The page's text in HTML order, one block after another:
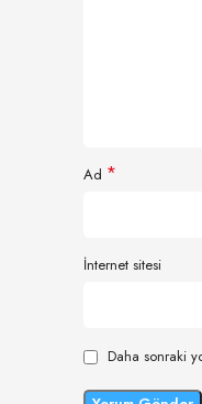
Ad *
İnternet sitesi
Daha sonraki